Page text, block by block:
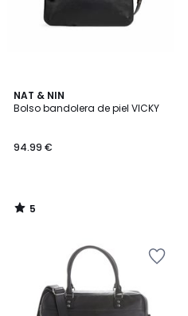
NAT & NIN
Bolso bandolera de piel VICKY
94.99 €
5
/
5
/